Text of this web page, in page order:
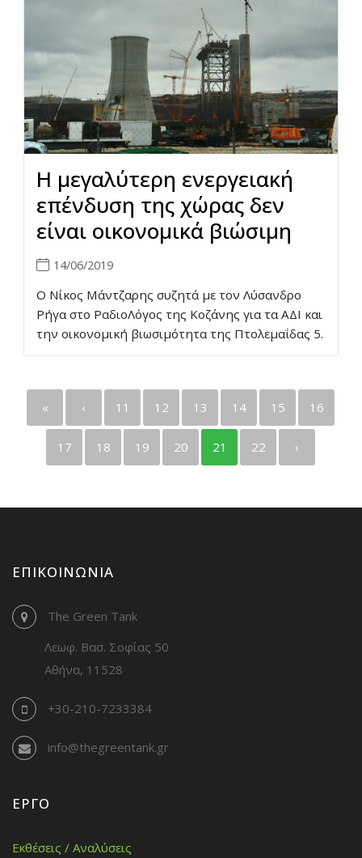
Η μεγαλύτερη ενεργειακή
επένδυση της χώρας δεν
είναι οικονομικά βιώσιμη
14/06/2019
Ο Νίκος Μάντζαρης συζητά με τον Λύσανδρο
Ρήγα στο ΡαδιοΛόγος της Κοζάνης για τα ΑΔΙ και
την οικονομική βιωσιμότητα της Πτολεμαΐδας 5.
« ‹ 11 12 13 14 15 16
17 18 19 20 21 22 ›
ΕΠΙΚΟΙΝΩΝΊΑ
The Green Tank
Λεωφ. Βασ. Σοφίας 50
Αθήνα, 11528
+30-210-7233384
info@thegreentank.gr
ΈΡΓΟ
Εκθέσεις / Αναλύσεις